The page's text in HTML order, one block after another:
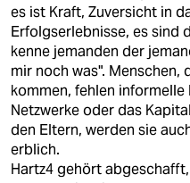
es ist Kraft, Zuversicht in
Erfolgserlebnisse, es sind
kenne jemanden der
mir noch was". Menschen,
kommen, fehlen
Netzwerke oder das
den Eltern, werden sie
erblich.
Hartz4 gehört